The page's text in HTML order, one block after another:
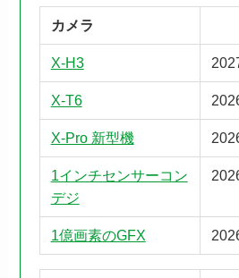
カメラ
X-H3
X-T6
X-Pro 新型機
1インチセンサーコン
デジ
1億画素のGFX